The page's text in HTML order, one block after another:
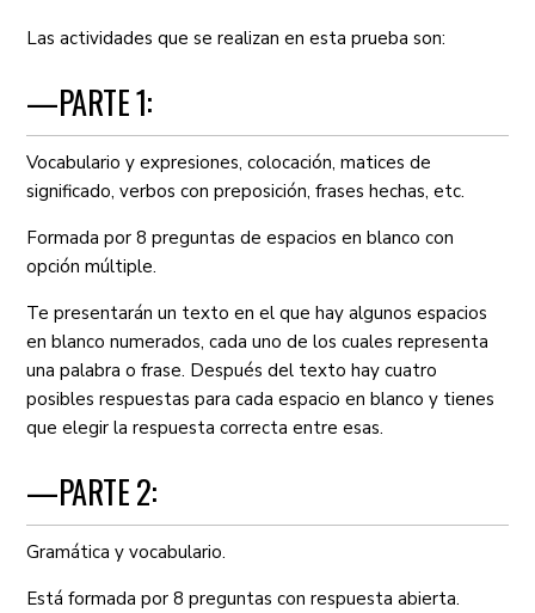
Las actividades que se realizan en esta prueba son:
—PARTE 1:
Vocabulario y expresiones, colocación, matices de
significado, verbos con preposición, frases hechas, etc.
Formada por 8 preguntas de espacios en blanco con
opción múltiple.
Te presentarán un texto en el que hay algunos espacios
en blanco numerados, cada uno de los cuales representa
una palabra o frase. Después del texto hay cuatro
posibles respuestas para cada espacio en blanco y tienes
que elegir la respuesta correcta entre esas.
—PARTE 2:
Gramática y vocabulario.
Está formada por 8 preguntas con respuesta abierta.